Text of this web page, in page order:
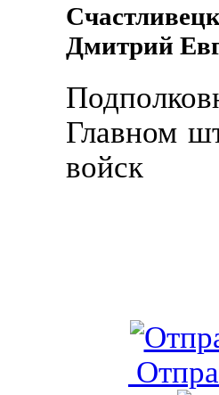
Дмитрий
Главном
войск